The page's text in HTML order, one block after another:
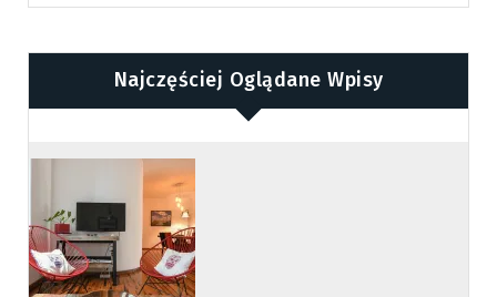
Najczęściej Oglądane Wpisy